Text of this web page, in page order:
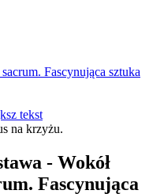
Fascynująca sztuka
tekst
- Wokół
Fascynująca